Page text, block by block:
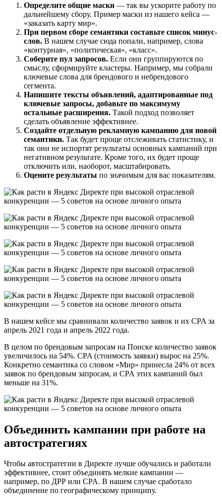
Определите общие маски — так вы ускорите работу по
дальнейшему сбору. Пример маски из нашего кейса —
«заказать карту мир».
При первом сборе семантики составьте список минус-
слов. В нашем случае сюда попали, например, слова
«контурная», «политическая», «класс».
Соберите пул запросов. Если они группируются по
смыслу, сформируйте кластеры. Например, мы собрали
ключевые слова для брендового и небрендового
сегмента.
Напишите тексты объявлений, адаптированные под
ключевые запросы, добавьте по максимуму
остальные расширения. Такой подход позволяет
сделать объявление эффективнее.
Создайте отдельную рекламную кампанию для новой
семантики. Так будет проще отслеживать статистику, и
так они не испортят результаты основных кампаний при
негативном результате. Кроме того, их будет проще
отключить или, наоборот, масштабировать.
Оцените результаты по значимым для вас показателям.
В нашем кейсе мы сравнивали количество заявок и их CPA за
апрель 2021 года и апрель 2022 года.
В целом по брендовым запросам на Поиске количество заявок
увеличилось на 54%. CPA (стоимость заявки) вырос на 25%.
Конкретно семантика со словом «Мир» принесла 24% от всех
заявок по брендовым запросам, и CPA этих кампаний был
меньше на 31%.
Объединить кампании при работе на
автостратегиях
Чтобы автостратегии в Директе лучше обучались и работали
эффективнее, стоит объединять мелкие кампании —
например, по ДРР или CPA. В нашем случае сработало
объединение по географическому принципу.